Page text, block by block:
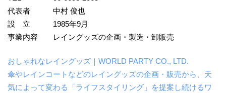
代表者 中村 俊也
設 立 1985年9月
事業内容 レイングッズの企画・製造・卸販売
おしゃれなレイングッズ｜WORLD PARTY CO., LTD.
傘やレインコートなどのレイングッズの企画・販売から、天
気によって変わる「ライフスタイリング」を提案し続けるワ